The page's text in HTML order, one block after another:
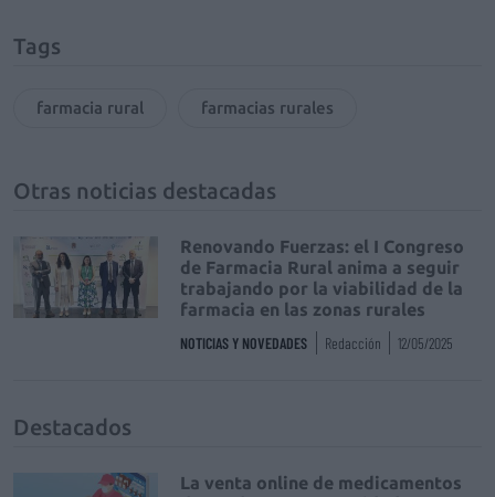
Tags
farmacia rural farmacias rurales
Otras noticias destacadas
Renovando Fuerzas: el I Congreso
de Farmacia Rural anima a seguir
trabajando por la viabilidad de la
farmacia en las zonas rurales
NOTICIAS Y NOVEDADES Redacción 12/05/2025
Destacados
La venta online de medicamentos